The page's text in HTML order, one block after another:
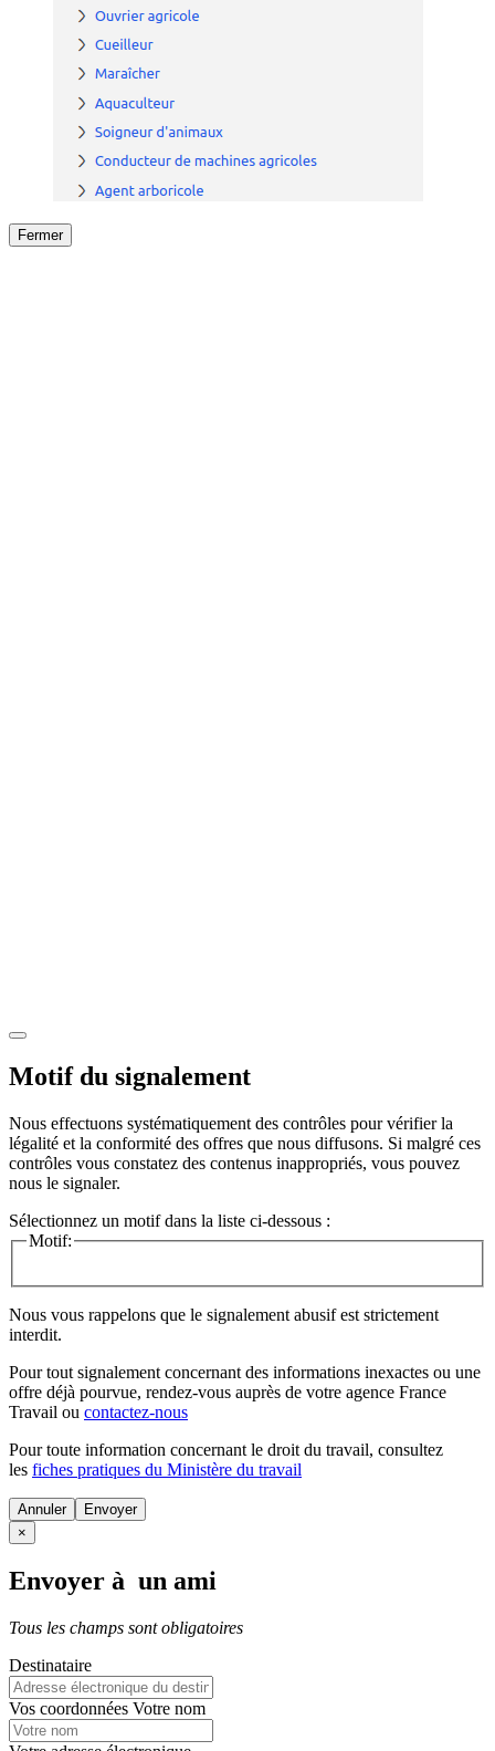
Fermer
Motif du signalement
Nous effectuons systématiquement des contrôles pour vérifier la
légalité et la conformité des offres que nous diffusons. Si malgré ces
contrôles vous constatez des contenus inappropriés, vous pouvez
nous le signaler.
Sélectionnez un motif dans la liste ci-dessous :
Motif:
Nous vous rappelons que le signalement abusif est strictement
interdit.
Pour tout signalement concernant des informations inexactes ou une
offre déjà pourvue, rendez-vous auprès de votre agence France
Travail ou contactez-nous
Pour toute information concernant le droit du travail, consultez
les fiches pratiques du Ministère du travail
Annuler
×
Envoyer à un ami
Tous les champs sont obligatoires
Destinataire
Vos coordonnées Votre nom